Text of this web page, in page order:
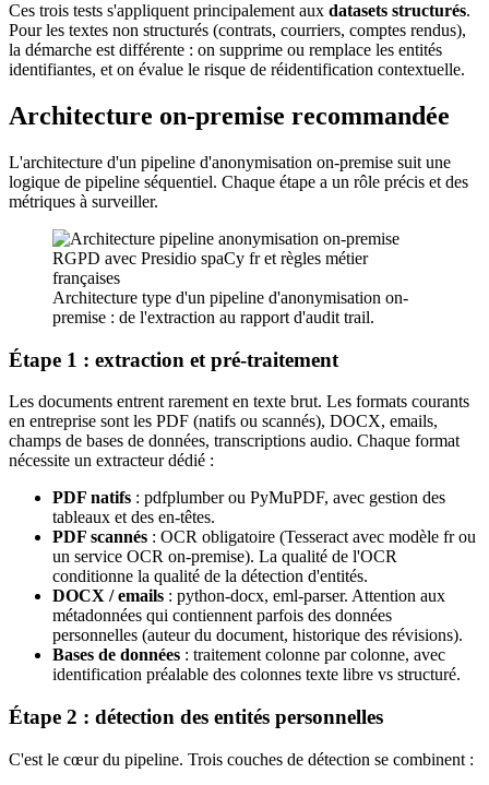
Ces trois tests s'appliquent principalement aux datasets structurés.
Pour les textes non structurés (contrats, courriers, comptes rendus),
la démarche est différente : on supprime ou remplace les entités
identifiantes, et on évalue le risque de réidentification contextuelle.
Architecture on-premise recommandée
L'architecture d'un pipeline d'anonymisation on-premise suit une
logique de pipeline séquentiel. Chaque étape a un rôle précis et des
métriques à surveiller.
Architecture type d'un pipeline d'anonymisation on-
premise : de l'extraction au rapport d'audit trail.
Étape 1 : extraction et pré-traitement
Les documents entrent rarement en texte brut. Les formats courants
en entreprise sont les PDF (natifs ou scannés), DOCX, emails,
champs de bases de données, transcriptions audio. Chaque format
nécessite un extracteur dédié :
PDF natifs : pdfplumber ou PyMuPDF, avec gestion des
tableaux et des en-têtes.
PDF scannés : OCR obligatoire (Tesseract avec modèle fr ou
un service OCR on-premise). La qualité de l'OCR
conditionne la qualité de la détection d'entités.
DOCX / emails : python-docx, eml-parser. Attention aux
métadonnées qui contiennent parfois des données
personnelles (auteur du document, historique des révisions).
Bases de données : traitement colonne par colonne, avec
identification préalable des colonnes texte libre vs structuré.
Étape 2 : détection des entités personnelles
C'est le cœur du pipeline. Trois couches de détection se combinent :